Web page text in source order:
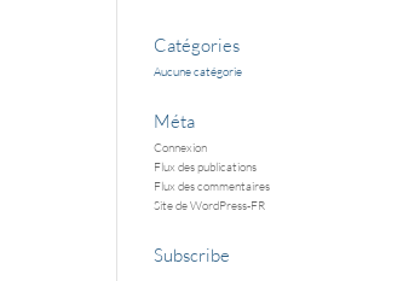
Catégories
Aucune catégorie
Méta
Connexion
Flux des publications
Flux des commentaires
Site de WordPress-FR
Subscribe